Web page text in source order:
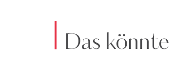
Das